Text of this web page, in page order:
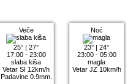
Veče
25° |27°
17:00 - 23:00
slaba kiša
Vetar SI 12km/h
Padavine 0.9mm.
Noć
23° |24°
23:00 - 05:00
magla
Vetar JZ 10km/h